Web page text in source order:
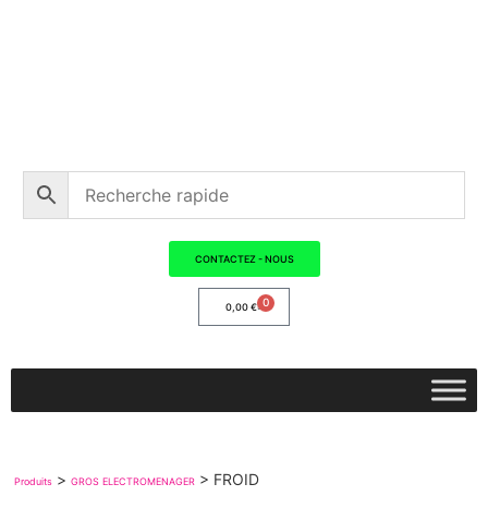
CONTACTEZ - NOUS
0,00€ 0
Produits > GROS ELECTROMENAGER > FROID